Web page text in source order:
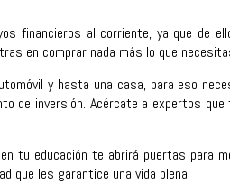
financieros al corriente, ya que de
en comprar nada más lo que
y hasta una casa, para eso
de inversión. Acércate a expertos
tu educación te abrirá puertas para
que les garantice una vida plena.